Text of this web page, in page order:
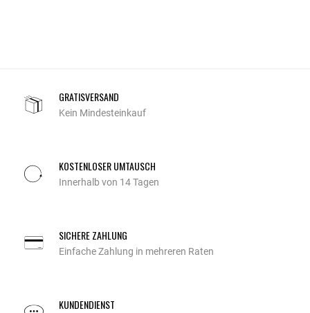
GRATISVERSAND
Kein Mindesteinkauf
KOSTENLOSER UMTAUSCH
Innerhalb von 14 Tagen
SICHERE ZAHLUNG
Einfache Zahlung in mehreren Raten
KUNDENDIENST